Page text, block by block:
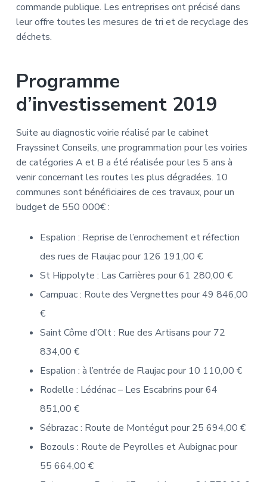
commande publique. Les entreprises ont précisé dans
leur offre toutes les mesures de tri et de recyclage des
déchets.
Programme
d’investissement 2019
Suite au diagnostic voirie réalisé par le cabinet
Frayssinet Conseils, une programmation pour les voiries
de catégories A et B a été réalisée pour les 5 ans à
venir concernant les routes les plus dégradées. 10
communes sont bénéficiaires de ces travaux, pour un
budget de 550 000€ :
Espalion : Reprise de l’enrochement et réfection
des rues de Flaujac pour 126 191,00 €
St Hippolyte : Las Carrières pour 61 280,00 €
Campuac : Route des Vergnettes pour 49 846,00
€
Saint Côme d’Olt : Rue des Artisans pour 72
834,00 €
Espalion : à l’entrée de Flaujac pour 10 110,00 €
Rodelle : Lédénac – Les Escabrins pour 64
851,00 €
Sébrazac : Route de Montégut pour 25 694,00 €
Bozouls : Route de Peyrolles et Aubignac pour
55 664,00 €